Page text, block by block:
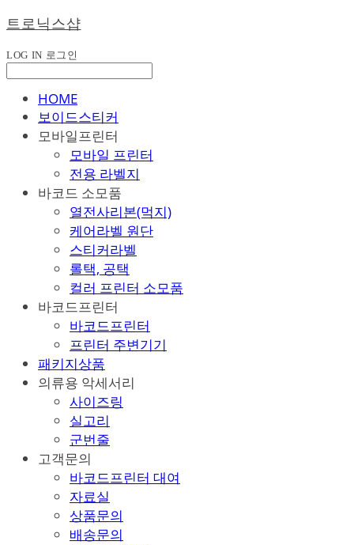
트로닉스샵
LOG IN 로그인
HOME
보이드스티커
모바일프린터
모바일 프린터
전용 라벨지
바코드 소모품
열전사리본(먹지)
케어라벨 원단
스티커라벨
롤택, 공택
컬러 프린터 소모품
바코드프린터
바코드프린터
프린터 주변기기
패키지상품
의류용 악세서리
사이즈링
실고리
군번줄
고객문의
바코드프린터 대여
자료실
상품문의
배송문의